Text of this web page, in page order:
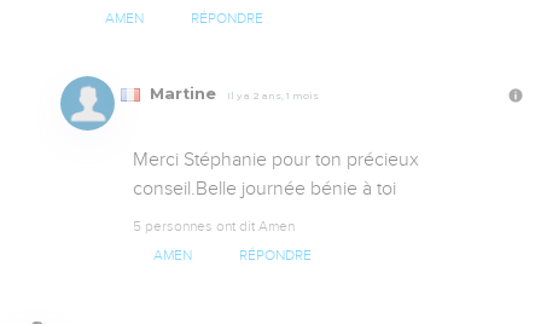
AMEN RÉPONDRE
Martine Il y a 2 ans, 1 mois
Merci Stéphanie pour ton précieux
conseil.Belle journée bénie à toi
5 personnes ont dit Amen
AMEN RÉPONDRE